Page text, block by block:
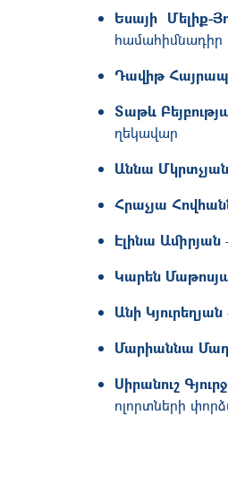
Եսայի Մելիք-
համահիմնադիր
Դավիթ
Տաթև
ղեկավար
Աննա Մկրտչյան
Հրաչյա
Էլինա Ամիրյան
Կարեն
Անի Կյուրեղյան
Մարիաննա
Սիրանուշ
ոլորտների